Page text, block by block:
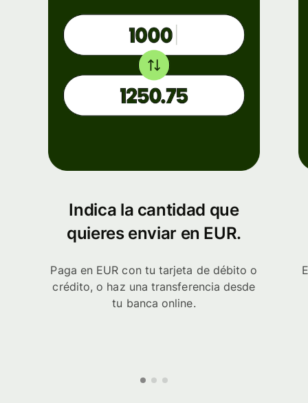
Indica la cantidad que
quieres enviar en EUR.
Paga en EUR con tu tarjeta de débito o
crédito, o haz una transferencia desde
tu banca online.